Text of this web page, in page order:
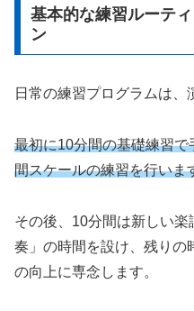
基本的な練習ルーテ
ン
日常の練習プログラムは、
最初に10分間の基礎練習
間スケールの練習を行いま
その後、10分間は新しい
奏」の時間を設け、残りの
の向上に専念します。